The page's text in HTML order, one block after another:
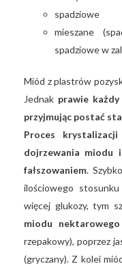
spadziowe
mieszane
spadziowe w
Miód z plastrów
Jednak prawie
przyjmując postać
Proces
dojrzewania
fałszowaniem.
ilościowego
więcej glukozy, tym
miodu nektarowego
rzepakowy), poprzez
(gryczany). Z kolei